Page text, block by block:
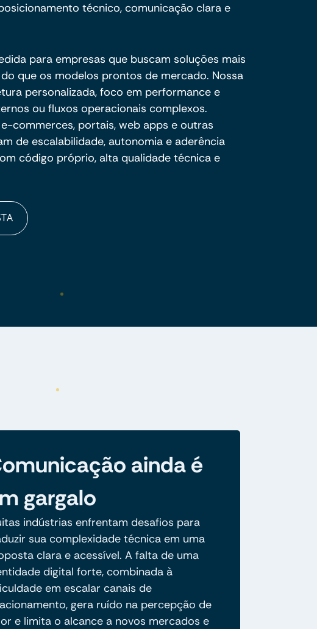
técnico, comunicação clara e
para empresas que buscam soluções mais
que os modelos prontos de mercado. Nossa
personalizada, foco em performance e
ou fluxos operacionais complexos.
commerces, portais, web apps e outras
de escalabilidade, autonomia e aderência
código próprio, alta qualidade técnica e
ainda é
gargalo
indústrias enfrentam desafios para
sua complexidade técnica em uma
clara e acessível. A falta de uma
digital forte, combinada à
em escalar canais de
gera ruído na percepção de
e limita o alcance a novos mercados e